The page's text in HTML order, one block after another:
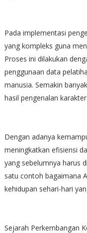
Pada implementasi
yang kompleks guna
Proses ini dilakukan
penggunaan data
manusia. Semakin
hasil pengenalan
Dengan adanya
meningkatkan efisiensi
yang sebelumnya harus
satu contoh bagaimana
kehidupan sehari-hari
Sejarah Perkembangan